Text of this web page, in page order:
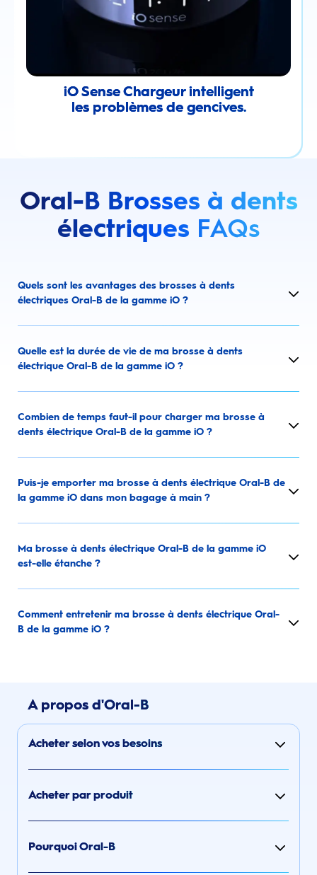
iO Sense Chargeur intelligent
les problèmes de gencives.
Oral-B Brosses à dents
électriques FAQs
Quels sont les avantages des brosses à dents
électriques Oral-B de la gamme iO ?
Quelle est la durée de vie de ma brosse à dents
électrique Oral-B de la gamme iO ?
Combien de temps faut-il pour charger ma brosse à
dents électrique Oral-B de la gamme iO ?
Puis-je emporter ma brosse à dents électrique Oral-B de
la gamme iO dans mon bagage à main ?
Ma brosse à dents électrique Oral-B de la gamme iO
est-elle étanche ?
Comment entretenir ma brosse à dents électrique Oral-
B de la gamme iO ?
A propos d'Oral-B
Acheter selon vos besoins
Acheter par produit
Pourquoi Oral-B